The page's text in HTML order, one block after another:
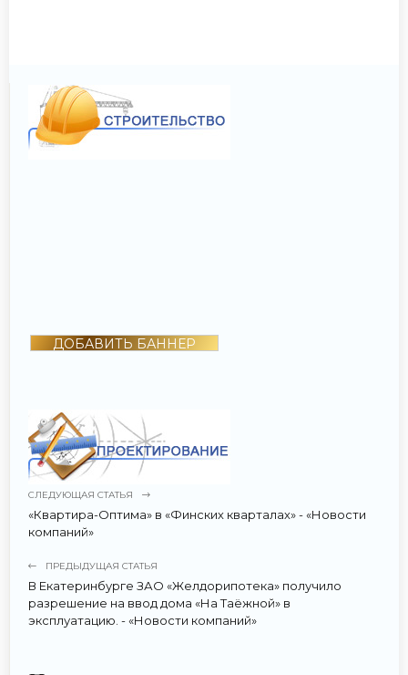
ДОБАВИТЬ БАННЕР
СЛЕДУЮЩАЯ СТАТЬЯ
«Квартира-Оптима» в «Финских кварталах» - «Новости
компаний»
ПРЕДЫДУЩАЯ СТАТЬЯ
В Екатеринбурге ЗАО «Желдорипотека» получило
разрешение на ввод дома «На Таёжной» в
эксплуатацию. - «Новости компаний»